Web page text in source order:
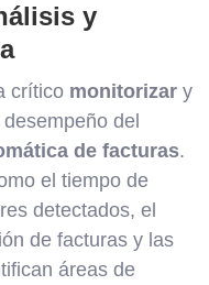
y
crítico monitorizar y
del
de facturas.
el tiempo de
detectados, el
de facturas y las
áreas de